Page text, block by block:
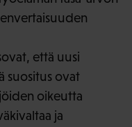
että uusi
suositus ovat
oikeutta
ja